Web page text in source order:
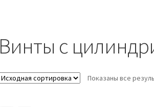
Винты с
Показаны все